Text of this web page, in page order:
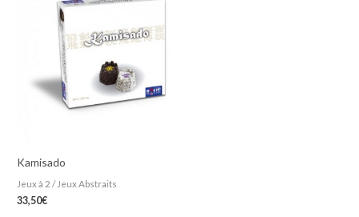
Kamisado
Jeux à 2 / Jeux Abstraits
33,50€